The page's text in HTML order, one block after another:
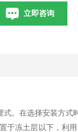
立即咨询
。在选择安装方式
冻土层以下，利